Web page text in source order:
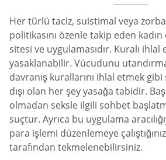
Her türlü taciz, suistimal veya
politikasını özenle takip eden
sitesi ve uygulamasıdır. Kuralı
yasaklanabilir. Vücudunu
davranış kurallarını ihlal etmek gibi
dışı olan her şey yasağa tabidir.
olmadan seksle ilgili sohbet
suçtur. Ayrıca bu uygulama
para işlemi düzenlemeye
tarafından tekmelenebilirsiniz.